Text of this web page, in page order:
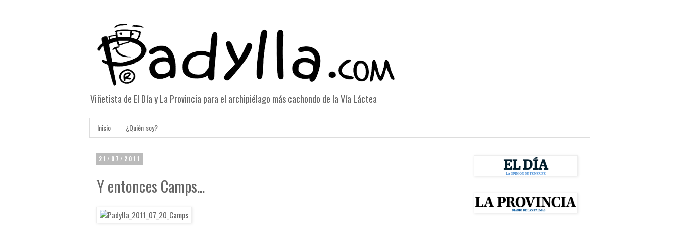
Viñetista de El Día y La Provincia para el archipiélago más cachondo de la Vía Láctea
Inicio ¿Quién soy?
21/07/2011
Y entonces Camps...